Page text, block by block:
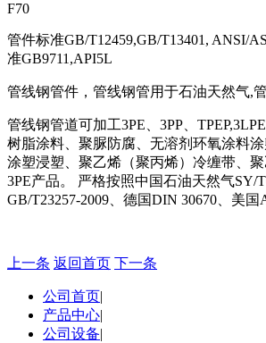
F70
管件标准GB/T12459,GB/T13401, ANSI/
准GB9711,API5L
管线钢管件，管线钢管用于石油天然气,
管线钢管道可加工3PE 3PP TPEP,3LPE
树脂涂料、聚脲防腐、无溶剂环氧涂料涂
涂塑浸塑、聚乙烯（聚丙烯）冷缠带、
3PE产品。 严格按照中国石油天然气SY/
GB/T23257-2009 、德国DIN 30670 、美国
上一条 返回首页 下一条
公司首页|
产品中心|
公司设备|